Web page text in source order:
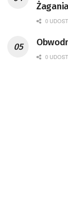
0
0